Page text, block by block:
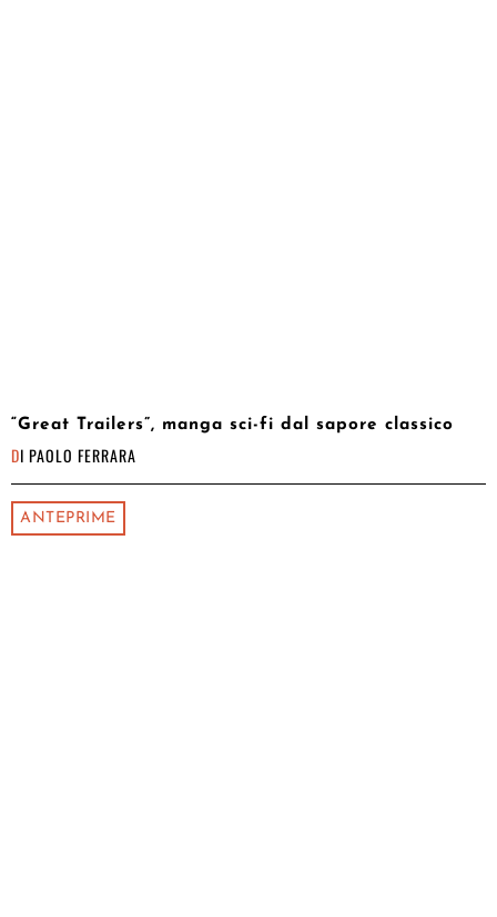
“Great Trailers”, manga sci-fi dal sapore classico
DI PAOLO FERRARA
ANTEPRIME